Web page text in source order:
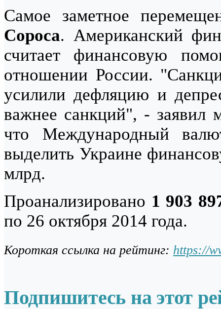
Самое заметное
Сороса. Американский
считает финансовую
отношении России.
усилили дефляцию и
важнее санкций", - заявил
что Международный
выделить Украине
млрд.
Проанализировано 1 903
по 26 октября 2014 года.
Короткая ссылка на рейтинг: https://
Подпишитесь на этот